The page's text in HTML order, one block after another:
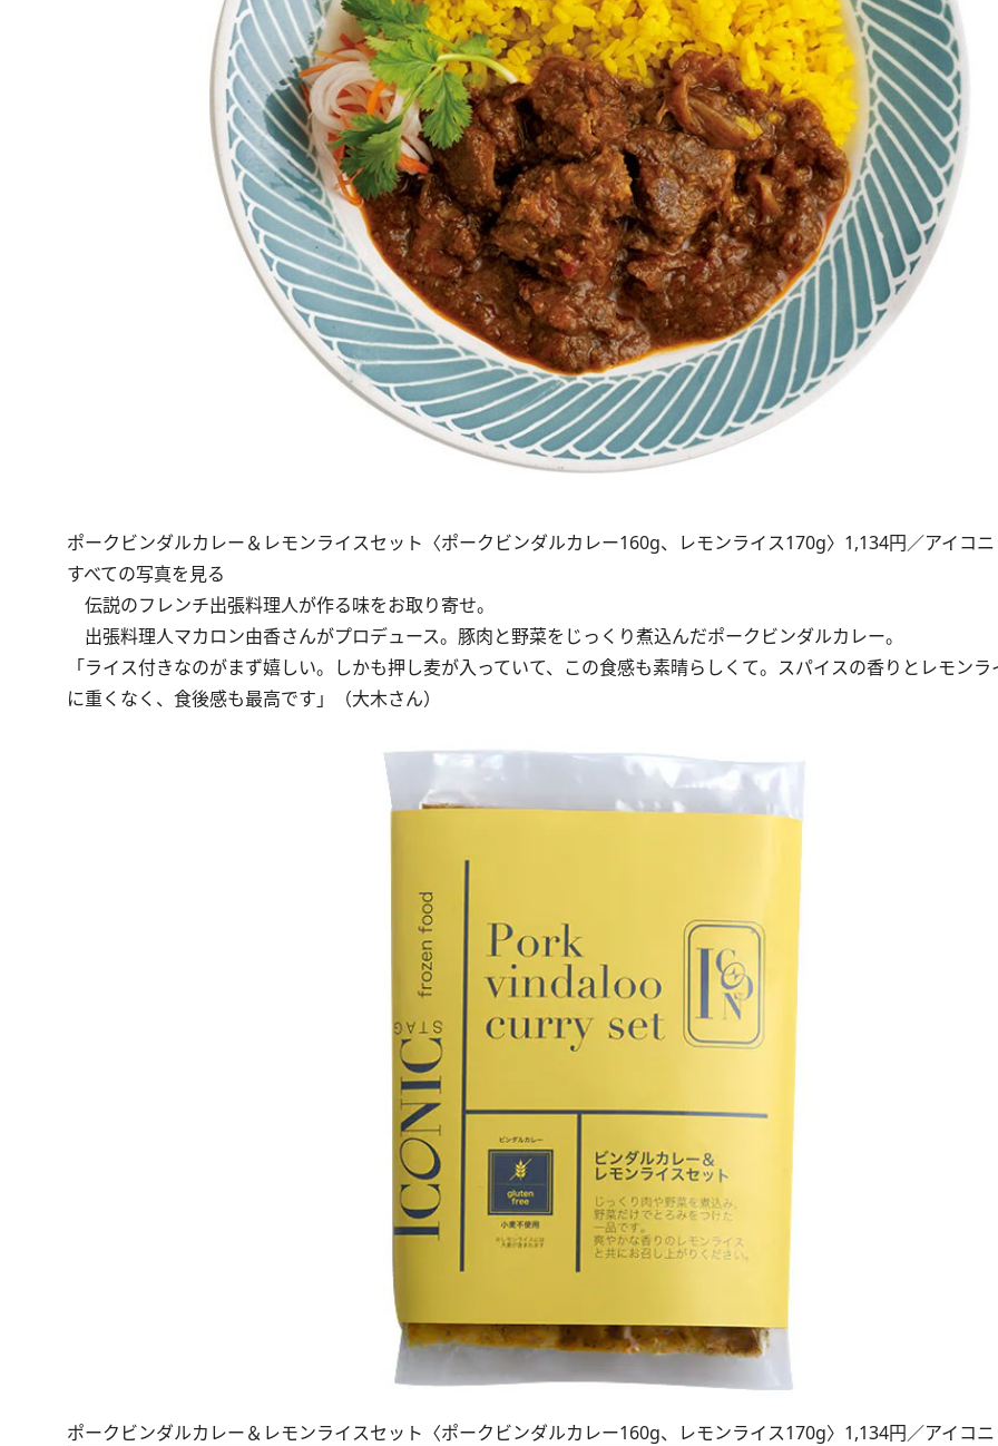
ポークビンダルカレー＆レモンライスセット〈ポークビンダルカレー160g、レモンライス170g〉1,134円／アイコ
すべての写真を見る
伝説のフレンチ出張料理人が作る味をお取り寄せ。
出張料理人マカロン由香さんがプロデュース。豚肉と野菜をじっくり煮込んだポークビンダルカレー。
「ライス付きなのがまず嬉しい。しかも押し麦が入っていて、この食感も素晴らしくて。スパイスの香りとレモンラ
に重くなく、食後感も最高です」（大木さん）
ポークビンダルカレー＆レモンライスセット〈ポークビンダルカレー160g、レモンライス170g〉1,134円／アイコ